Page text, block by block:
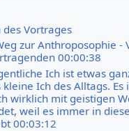
Vortrages
zur Anthroposophie -
00:00:38
Ich ist etwas
kleine Ich des Alltags. Es
wirklich mit geistigen
weil es immer in
00:03:12